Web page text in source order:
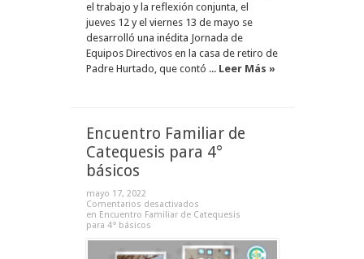
el trabajo y la reflexión conjunta, el
jueves 12 y el viernes 13 de mayo se
desarrolló una inédita Jornada de
Equipos Directivos en la casa de retiro de
Padre Hurtado, que contó ... Leer Más »
Encuentro Familiar de
Catequesis para 4°
básicos
mayo 17, 2022
Comentarios desactivados
en Encuentro Familiar de Catequesis
para 4° básicos